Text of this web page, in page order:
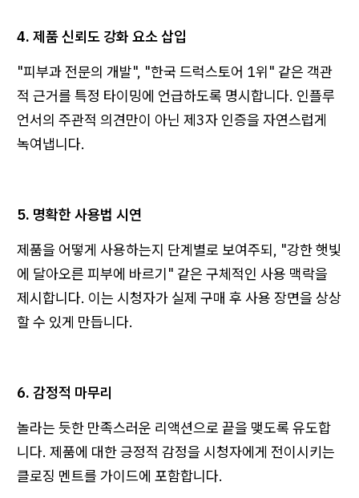
4. 제품 신뢰도 강화 요소 삽입
"피부과 전문의 개발", "한국 드럭스토어 1위" 같은 객관
적 근거를 특정 타이밍에 언급하도록 명시합니다. 인플루
언서의 주관적 의견만이 아닌 제3자 인증을 자연스럽게
녹여냅니다.
5. 명확한 사용법 시연
제품을 어떻게 사용하는지 단계별로 보여주되, "강한 햇빛
에 달아오른 피부에 바르기" 같은 구체적인 사용 맥락을
제시합니다. 이는 시청자가 실제 구매 후 사용 장면을 상상
할 수 있게 만듭니다.
6. 감정적 마무리
놀라는 듯한 만족스러운 리액션으로 끝을 맺도록 유도합
니다. 제품에 대한 긍정적 감정을 시청자에게 전이시키는
클로징 멘트를 가이드에 포함합니다.